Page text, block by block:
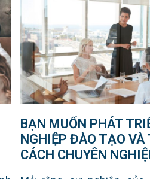
BẠN MUỐN PHÁT
NGHIỆP ĐÀO TẠO
CÁCH CHUYÊN